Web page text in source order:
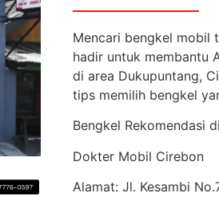
Mencari bengkel mobil
hadir untuk membantu
di area Dukupuntang,
tips memilih bengkel
Bengkel Rekomendasi
Dokter Mobil Cirebon
Alamat: Jl. Kesambi